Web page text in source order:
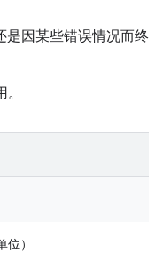
是因某些错误情况而终
）